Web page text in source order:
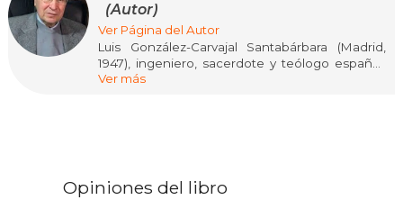
(Autor)
Ver Página del Autor
Luis González-Carvajal Santabárbara (Madrid,
1947), ingeniero, sacerdote y teólogo español.
Es considerado uno de los autores cristianos
incardinándose en la archidiócesis madrileña.
Ver más
Opiniones del libro